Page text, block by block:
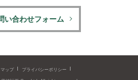
い合わせフォーム
ップ プライバシーポリシー